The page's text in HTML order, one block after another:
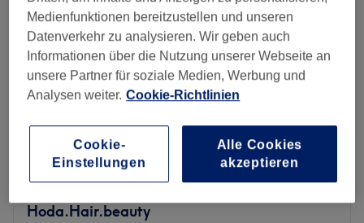
Mittwoch
09:00–19:00
Donnerstag
09:00–19:00
Freitag
09:00–19:00
Samstag
09:00–16:00
Sonntag
Geschlossen
Bist du auf der Suche nach einem Friseursalon, bei dem
man etwas vom Friseurhandwerk versteht und mit viel
Liebe und Leidenschaft arbeitet? Dann bist du bei Studio
Hammermeister in der Frankfurter Gartenstraße 92, nur
unweit vom Schweizer Platz entfernt, genau richtig.
Überzeuge dich am besten selbst und buche deinen
Hoda.Hair.beauty
Medienfunktionen bereitzustellen und unseren
Datenverkehr zu analysieren. Wir geben auch
Informationen über die Nutzung unserer Webseite an
unsere Partner für soziale Medien, Werbung und
Analysen weiter. Cookie-Richtlinien
Cookie-
Einstellungen
Alle Cookies
akzeptieren